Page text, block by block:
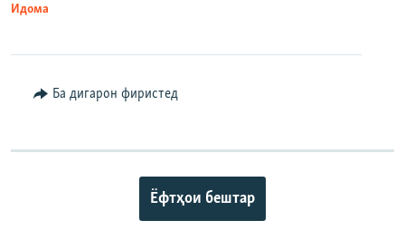
Идома
Ба дигарон фиристед
Ёфтҳои бештар